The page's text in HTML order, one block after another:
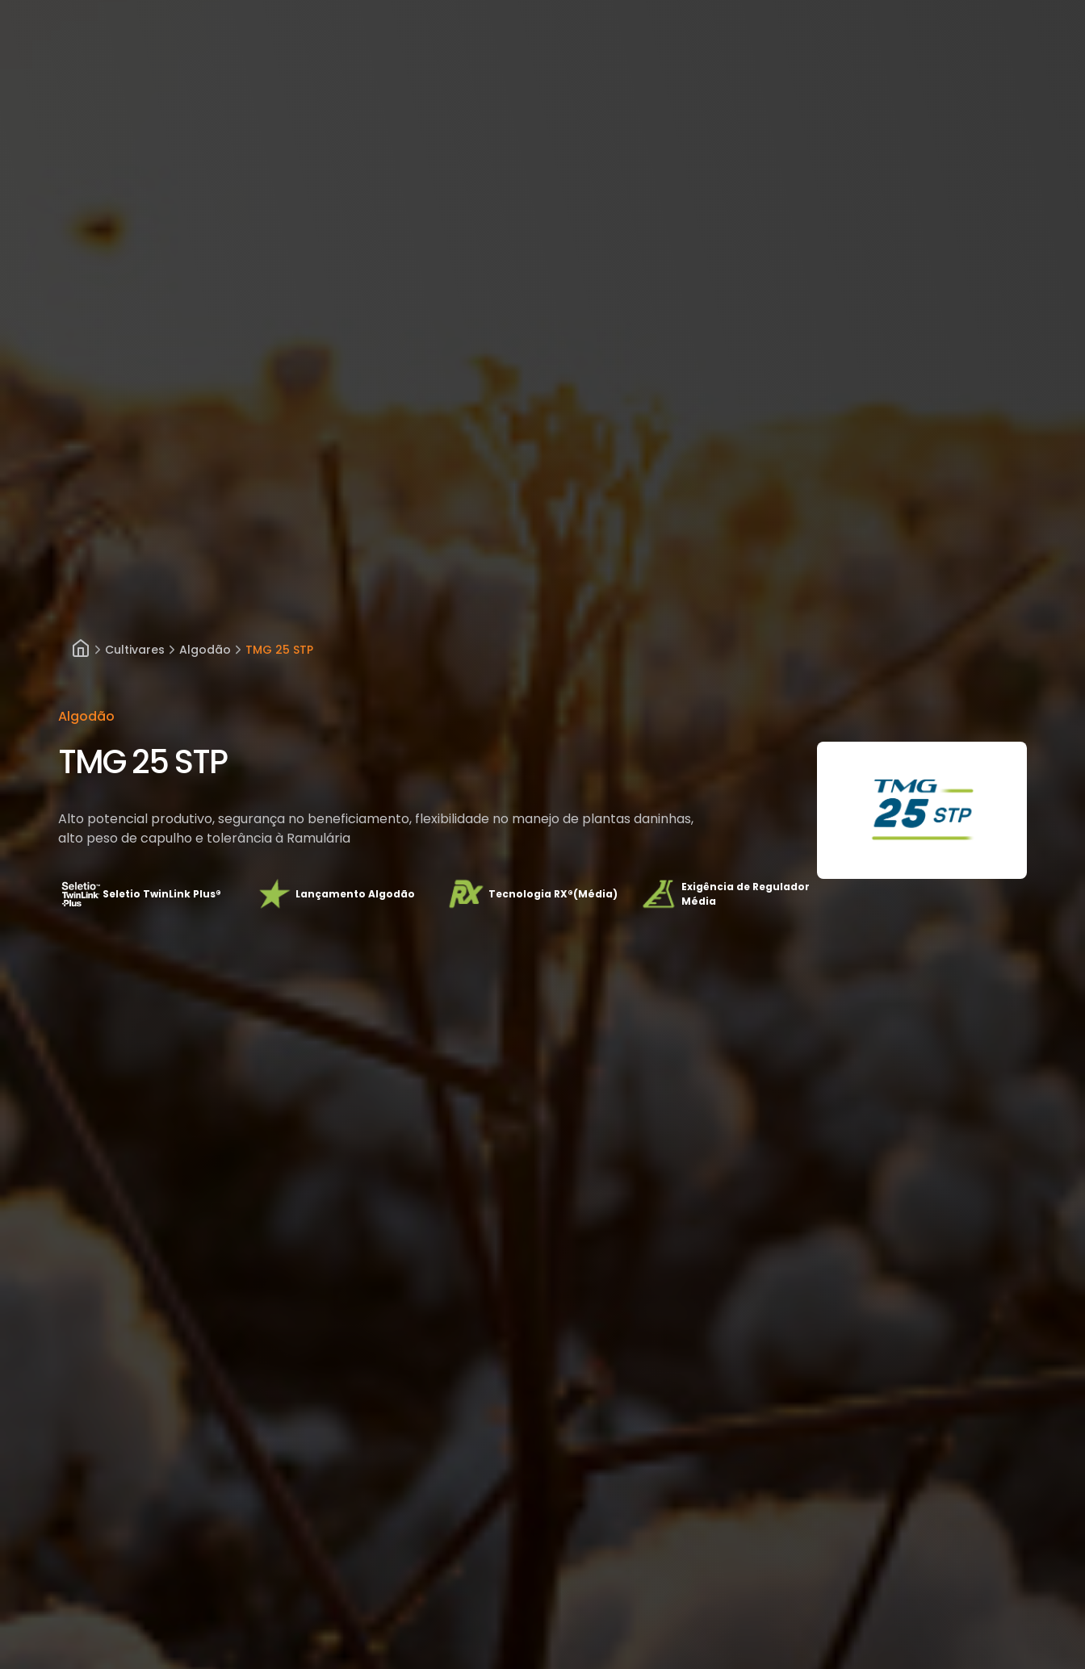
Cultivares Algodão TMG 25 STP
Algodão
TMG 25 STP
Alto potencial produtivo, segurança no beneficiamento, flexibilidade no manejo de plantas daninhas,
alto peso de capulho e tolerância à Ramulária
Seletio TwinLink Plus® Lançamento Algodão Tecnologia RX®(Média)
Exigência de Regulador
Média